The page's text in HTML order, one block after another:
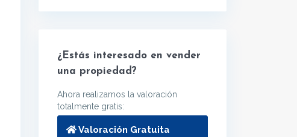
¿Estás interesado en vender
una propiedad?
Ahora realizamos la valoración
totalmente gratis:
Valoración Gratuita